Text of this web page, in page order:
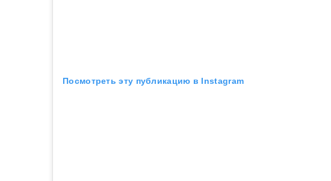
Посмотреть эту публикацию в Instagram